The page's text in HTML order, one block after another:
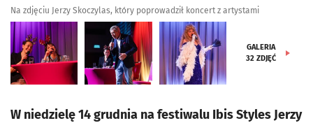
Na zdjęciu Jerzy Skoczylas, który poprowadził koncert z artystami
GALERIA
32 ZDJĘĆ
W niedzielę 14 grudnia na festiwalu Ibis Styles Jerzy